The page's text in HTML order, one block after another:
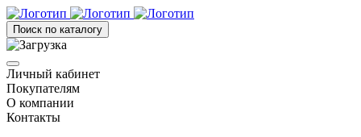
Поиск по каталогу
Личный кабинет
Покупателям
О компании
Контакты